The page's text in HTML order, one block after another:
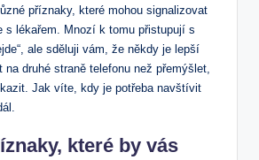
příznaky, které mohou signalizovat
s lékařem. Mnozí k tomu přistupují s
ale sděluji vám, že někdy je ‌lepší
druhé straně telefonu než přemýšlet,
Jak víte, kdy je potřeba navštívit
které by vás